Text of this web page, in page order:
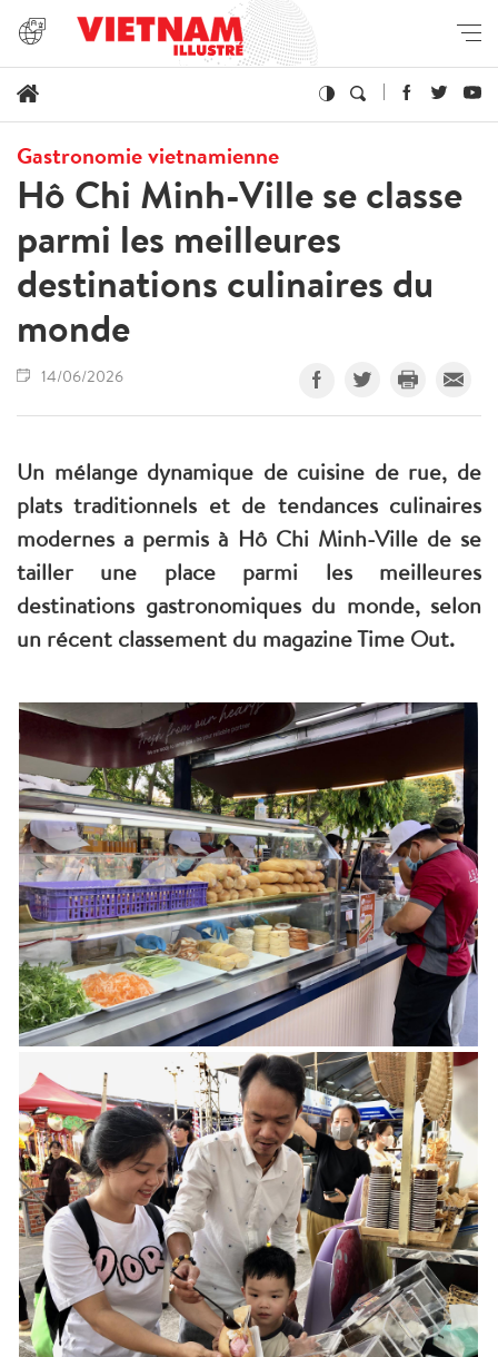
Gastronomie vietnamienne
Hô Chi Minh-Ville se classe
parmi les meilleures
destinations culinaires du
monde
14/06/2026
Un mélange dynamique de cuisine de rue, de
plats traditionnels et de tendances culinaires
modernes a permis à Hô Chi Minh-Ville de se
tailler une place parmi les meilleures
destinations gastronomiques du monde, selon
un récent classement du magazine Time Out.